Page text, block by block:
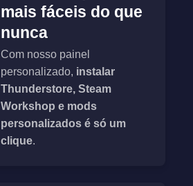
mais fáceis do que
nunca
Com nosso painel
personalizado, instalar
Thunderstore, Steam
Workshop e mods
personalizados é só um
clique.